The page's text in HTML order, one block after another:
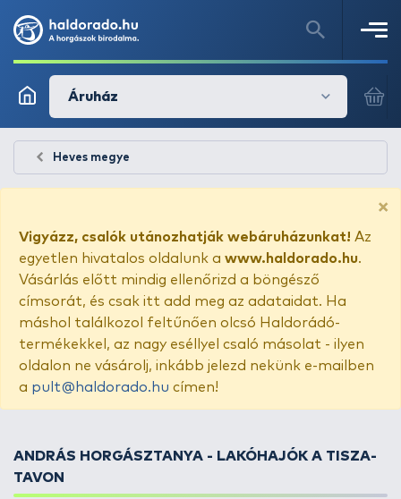
Áruház
Heves megye
×
Vigyázz, csalók utánozhatják webáruházunkat! Az
egyetlen hivatalos oldalunk a www.haldorado.hu.
Vásárlás előtt mindig ellenőrizd a böngésző
címsorát, és csak itt add meg az adataidat. Ha
máshol találkozol feltűnően olcsó Haldorádó-
termékekkel, az nagy eséllyel csaló másolat - ilyen
oldalon ne vásárolj, inkább jelezd nekünk e-mailben
a pult@haldorado.hu címen!
ANDRÁS HORGÁSZTANYA - LAKÓHAJÓK A TISZA-
TAVON